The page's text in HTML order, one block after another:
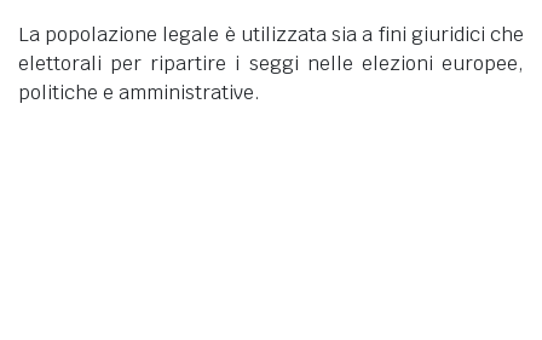
La popolazione legale è utilizzata sia a fini giuridici che
elettorali per ripartire i seggi nelle elezioni europee,
politiche e amministrative.